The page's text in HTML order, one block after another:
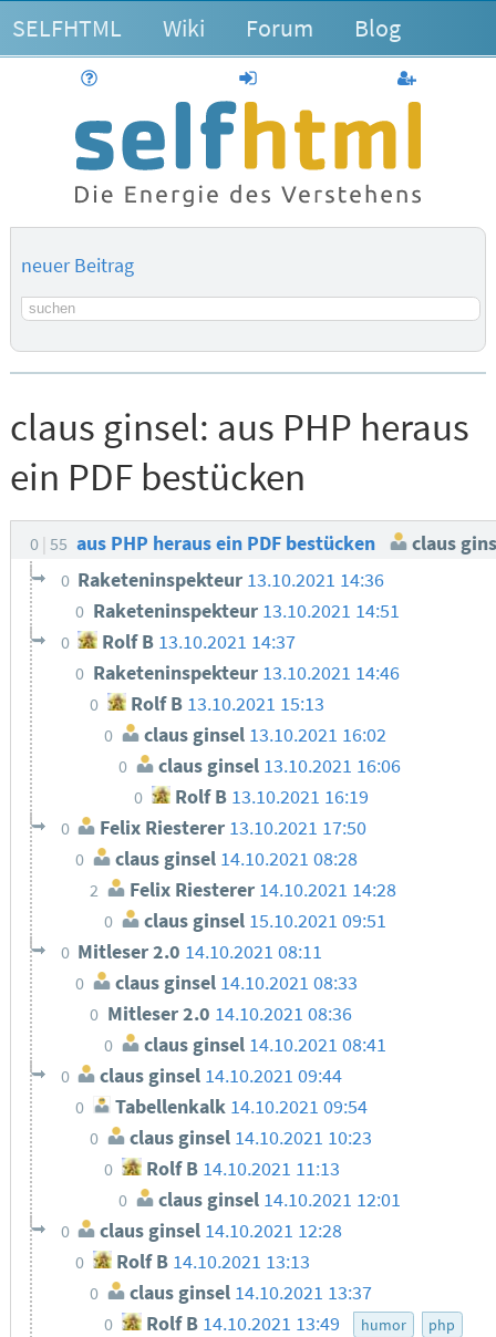
SELFHTML Wiki Forum Blog
anmelden
neuer Beitrag
Suchbegriff
claus ginsel: aus PHP heraus
ein PDF bestücken
0 55 aus PHP heraus ein PDF bestücken claus
0 Raketeninspekteur 13.10.2021 14:36
0 Raketeninspekteur 13.10.2021 14:51
0 Rolf B 13.10.2021 14:37
0 Raketeninspekteur 13.10.2021 14:46
0 Rolf B 13.10.2021 15:13
0 claus ginsel 13.10.2021 16:02
0 claus ginsel 13.10.2021 16:06
0 Rolf B 13.10.2021 16:19
0 Felix Riesterer 13.10.2021 17:50
0 claus ginsel 14.10.2021 08:28
2 Felix Riesterer 14.10.2021 14:28
0 claus ginsel 15.10.2021 09:51
0 Mitleser 2.0 14.10.2021 08:11
0 claus ginsel 14.10.2021 08:33
0 Mitleser 2.0 14.10.2021 08:36
0 claus ginsel 14.10.2021 08:41
0 claus ginsel 14.10.2021 09:44
0 Tabellenkalk 14.10.2021 09:54
0 claus ginsel 14.10.2021 10:23
0 Rolf B 14.10.2021 11:13
0 claus ginsel 14.10.2021 12:01
0 claus ginsel 14.10.2021 12:28
0 Rolf B 14.10.2021 13:13
0 claus ginsel 14.10.2021 13:37
0 Rolf B 14.10.2021 13:49 humor php